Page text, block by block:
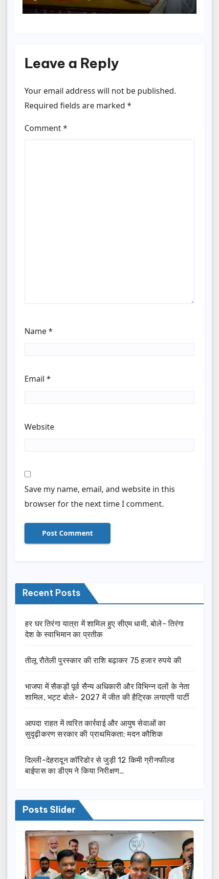
लगाएगी पार्टी
Leave a Reply
Your email address will not be published.
Required fields are marked *
Comment*
Name*
Email *
Website
Save my name, email, and website in this
browser for the next time I comment.
Recent Posts
हर घर तिरंगा यात्रा में शामिल हुए सीएम धामी, बोले- तिरंगा
देश के स्वाभिमान का प्रतीक
तीलू रौतेली पुरस्कार की राशि बढ़ाकर 75 हजार रुपये की
भाजपा में सैकड़ों पूर्व सैन्य अधिकारी और विभिन्न दलों के नेता
शामिल, भट्ट बोले- 2027 में जीत की हैट्रिक लगाएगी पार्टी
आपदा राहत में त्वरित कार्रवाई और आयुष सेवाओं का
सुदृढ़ीकरण सरकार की प्राथमिकता: मदन कौशिक
दिल्ली-देहरादून कॉरिडोर से जुड़ी 12 किमी ग्रीनफील्ड
बाईपास का डीएम ने किया निरीक्षण…
Posts Slider